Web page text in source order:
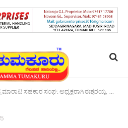
ಸಂಘ: ಅಧ್ಯಕ್ಷರಾಗಿ ಈಶ್ವರಯ್ಯ, ಉಪಾಧ್ಯಕ್ಷರಾಗಿ ಭಾಗ್ಯಮ್ಮ ಆಯ್ಕೆ